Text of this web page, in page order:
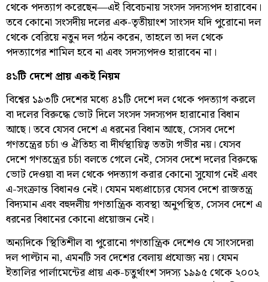
থেকে পদত্যাগ করেছেন—এই বিবেচনায় সংসদ সদস্যপদ হারাবেন।
তবে কোনো সংসদীয় দলের এক-তৃতীয়াংশ সাংসদ যদি পুরোনো দল
থেকে বেরিয়ে নতুন দল গঠন করেন, তাহলে তা দল থেকে
পদত্যাগের শামিল হবে না এবং সদস্যপদও হারাবেন না।
৪১টি দেশে প্রায় একই নিয়ম
বিশ্বের ১৯৩টি দেশের মধ্যে ৪১টি দেশে দল থেকে পদত্যাগ করলে
বা দলের বিরুদ্ধে ভোট দিলে সংসদ সদস্যপদ হারানোর বিধান
আছে। তবে যেসব দেশে এ ধরনের বিধান আছে, সেসব দেশে
গণতন্ত্রের চর্চা ও ঐতিহ্য বা দীর্ঘস্থায়িত্ব ততটা গভীর নয়। যেসব
দেশে গণতন্ত্রের চর্চা বলতে গেলে নেই, সেসব দেশে দলের বিরুদ্ধে
ভোট দেওয়া বা দল থেকে পদত্যাগ করার কোনো সুযোগ নেই এবং
এ-সংক্রান্ত বিধানও নেই। যেমন মধ্যপ্রাচ্যের যেসব দেশে রাজতন্ত্র
বিদ্যমান এবং বহুদলীয় গণতান্ত্রিক ব্যবস্থা অনুপস্থিত, সেসব দেশে এ
ধরনের বিধানের কোনো প্রয়োজন নেই।
অন্যদিকে স্থিতিশীল বা পুরোনো গণতান্ত্রিক দেশেও যে সাংসদেরা
দল পাল্টান না, এমনটি সব দেশের বেলায় প্রযোজ্য নয়। যেমন
ইতালির পার্লামেন্টের প্রায় এক-চতুর্থাংশ সদস্য ১৯৯৫ থেকে ২০০২